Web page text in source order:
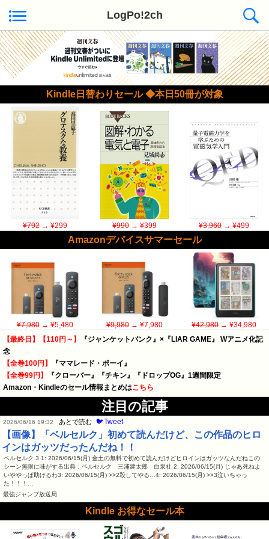
LogPo!2ch
Kindle日替わりセール ◆本日50冊が対象
¥792→ ¥299 ¥990→ ¥399 ¥3,960→ ¥499
Amazonデバイスサマーセール
¥7,980→ ¥5,480 ¥9,980→ ¥7,980 ¥42,980→ ¥34,980
【最終日】【110円～】
『ジャンケットバンク』×『LIAR GAME』 Wアニメ化記
念
【全巻100円】
『ママレード・ボーイ』
【全巻99円】
『クローバー』『チキン』『ドロップOG』1週間限定
Amazon・Kindleのセール情報まとめはこちら
注目の記事
2026/06/16 19:32 あとで読む 🐦Tweet
【画像】「ベルセルク」初めて読んだけど、この作品のヒロ
インはガッツだったんだね！！
ベルセルク 3 1: 2026/06/15(月) 金土の無料で初めて読んだけどヒロインはガッツなんだねこの
シーン無限に味がする出典：ベルセルク 三浦建太郎 白泉社 2: 2026/06/15(月) じゃあ死ねよ
いややっぱ助けるわ3: 2026/06/15(月) >>2殺してやる…4: 2026/06/15(月) >>3泣いちゃっ
た！！！…
最強ジャンプ放送局
Kindle お得なセール本